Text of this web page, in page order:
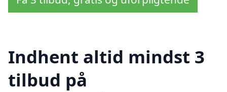
Indhent altid mindst 3
tilbud på